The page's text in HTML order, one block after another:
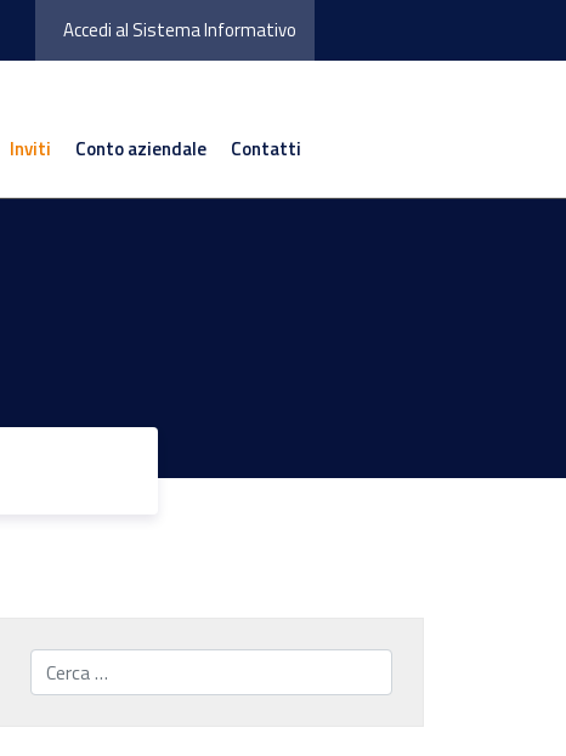
Accedi al Sistema Informativo
Inviti Conto aziendale Contatti
Cerca...